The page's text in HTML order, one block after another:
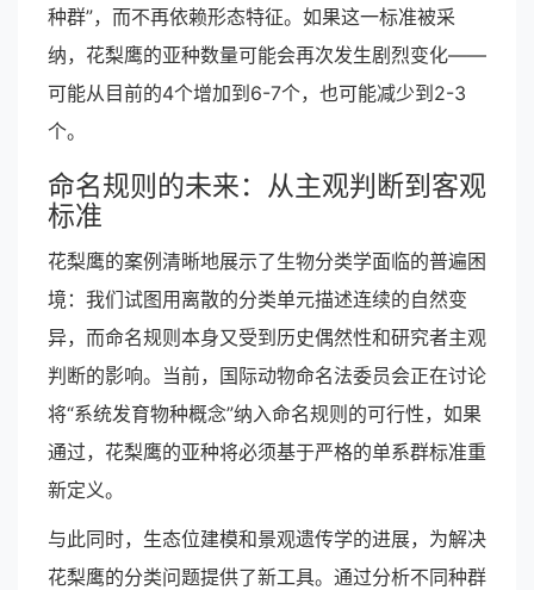
种群”，而不再依赖形态特征。如果这一标准被采
纳，花梨鹰的亚种数量可能会再次发生剧烈变化——
可能从目前的4个增加到6-7个，也可能减少到2-3
个。
命名规则的未来：从主观判断到客观
标准
花梨鹰的案例清晰地展示了生物分类学面临的普遍困
境：我们试图用离散的分类单元描述连续的自然变
异，而命名规则本身又受到历史偶然性和研究者主观
判断的影响。当前，国际动物命名法委员会正在讨论
将“系统发育物种概念”纳入命名规则的可行性，如果
通过，花梨鹰的亚种将必须基于严格的单系群标准重
新定义。
与此同时，生态位建模和景观遗传学的进展，为解决
花梨鹰的分类问题提供了新工具。通过分析不同种群